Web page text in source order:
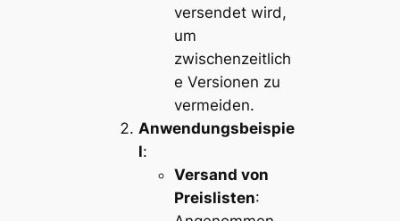
versendet wird,
um
zwischenzeitlich
e Versionen zu
vermeiden​​.
Anwendungsbeispie
l:
Versand von
Preislisten: